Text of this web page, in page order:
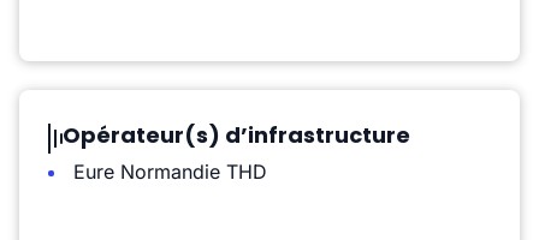
Opérateur(s) d’infrastructure
Eure Normandie THD